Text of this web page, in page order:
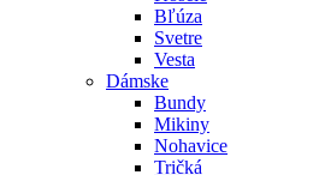
Bľúza
Svetre
Vesta
Dámske
Bundy
Mikiny
Nohavice
Tričká